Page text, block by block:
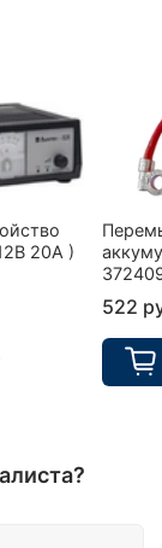
20А )
522